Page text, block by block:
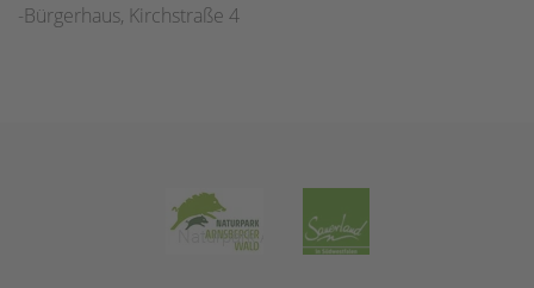
-Bürgerhaus, Kirchstraße 4